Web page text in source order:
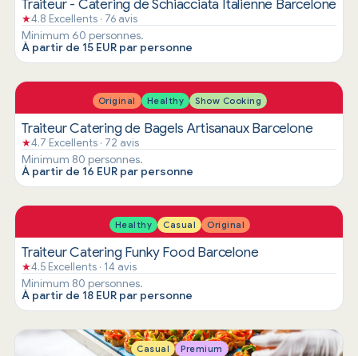
Traiteur - Catering de Schiacciata Italienne Barcelone
★4.8 Excellents · 76 avis
Minimum 60 personnes.
À partir de 15 EUR par personne
Original Healthy Show Cooking
Traiteur Catering de Bagels Artisanaux Barcelone
★4.7 Excellents · 72 avis
Minimum 80 personnes.
À partir de 16 EUR par personne
Healthy Casual Original
Traiteur Catering Funky Food Barcelone
★4.5 Excellents · 14 avis
Minimum 80 personnes.
À partir de 18 EUR par personne
Casual Premium